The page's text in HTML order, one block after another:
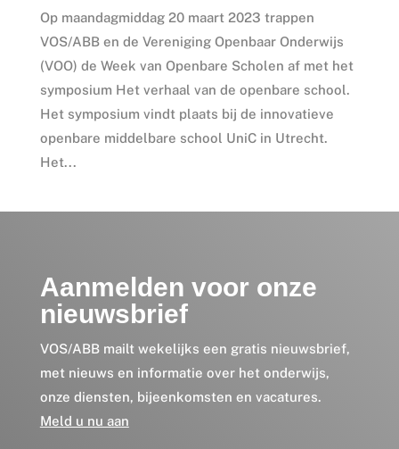
Op maandagmiddag 20 maart 2023 trappen
VOS/ABB en de Vereniging Openbaar Onderwijs
(VOO) de Week van Openbare Scholen af met het
symposium Het verhaal van de openbare school.
Het symposium vindt plaats bij de innovatieve
openbare middelbare school UniC in Utrecht.
Het...
Aanmelden voor onze
nieuwsbrief
VOS/ABB mailt wekelijks een gratis nieuwsbrief,
met nieuws en informatie over het onderwijs,
onze diensten, bijeenkomsten en vacatures.
Meld u nu aan